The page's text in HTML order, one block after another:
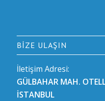
BIZE ULAŞIN
İletişim Adresi:
GÜLBAHAR MAH.
İSTANBUL